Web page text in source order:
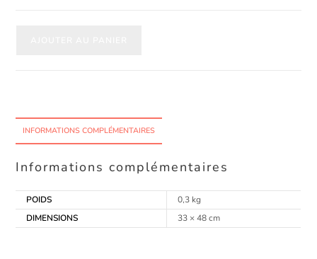
INFORMATIONS COMPLÉMENTAIRES
Informations complémentaires
POIDS
0,3 kg
DIMENSIONS
33 × 48 cm